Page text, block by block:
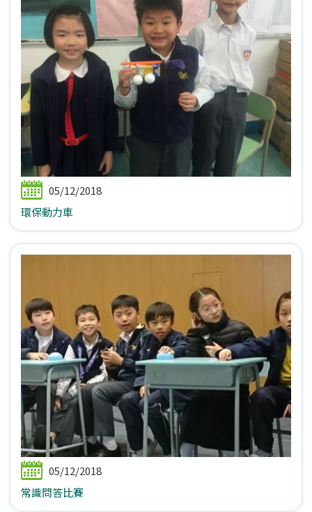
05/12/2018
環保動力車
05/12/2018
常識問答比賽